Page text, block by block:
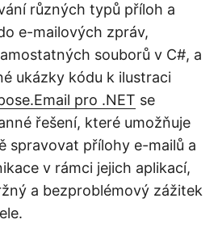
různých typů příloh a
e-mailových zpráv,
souborů v C#, a
ukázky kódu k ilustraci
pro .NET se
řešení, které umožňuje
spravovat přílohy e-mailů a
v rámci jejich aplikací,
a bezproblémový zážitek